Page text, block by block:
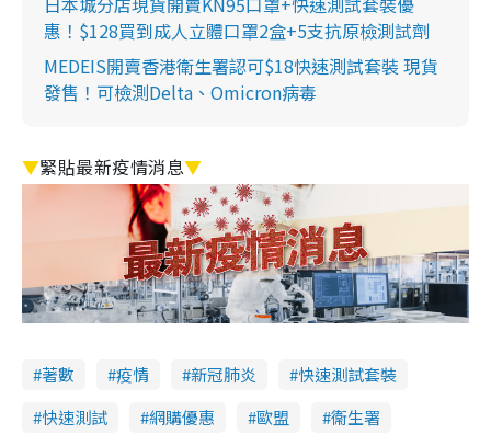
惠！$128買到成人立體口罩2盒+5支抗原檢測試劑
MEDEIS開賣香港衛生署認可$18快速測試套裝 現貨
發售！可檢測Delta、Omicron病毒
▼緊貼最新疫情消息▼
著數 疫情 新冠肺炎
快速測試套裝
快速測試
網購優惠 歐盟
衞生署